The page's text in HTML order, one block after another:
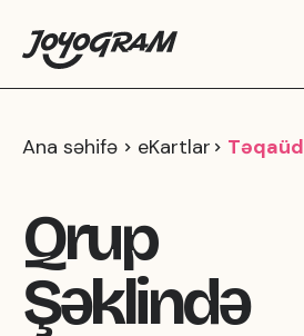
Ana səhifə eKartlar Təqaüd
Qrup
Şəklində